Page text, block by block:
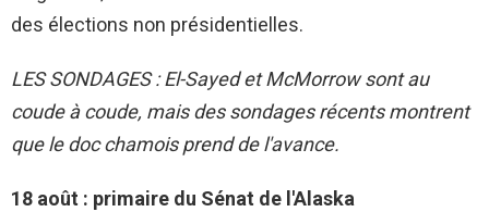
des élections non présidentielles.
LES SONDAGES : El-Sayed et McMorrow sont au
coude à coude, mais des sondages récents montrent
que le doc chamois prend de l'avance.
18 août : primaire du Sénat de l'Alaska